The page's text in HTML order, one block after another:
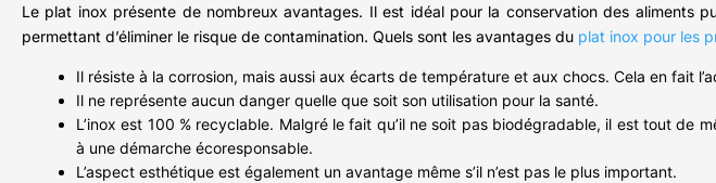
Le plat inox présente de nombreux avantages. Il est idéal pour la conservation des aliments
permettant d’éliminer le risque de contamination. Quels sont les avantages du plat inox pour les
Il résiste à la corrosion, mais aussi aux écarts de température et aux chocs. Cela en fait
Il ne représente aucun danger quelle que soit son utilisation pour la santé.
L’inox est 100 % recyclable. Malgré le fait qu’il ne soit pas biodégradable, il est tout de
à une démarche écoresponsable.
L’aspect esthétique est également un avantage même s’il n’est pas le plus important.